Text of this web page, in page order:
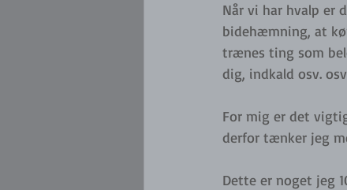
Når vi har hvalp er
bidehæmning, at
trænes ting som
dig, indkald osv.
For mig er det
derfor tænker jeg
Dette er noget jeg